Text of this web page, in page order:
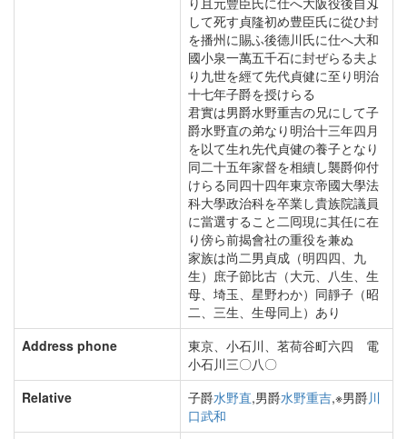
して死す貞隆初め豊臣氏に從ひ封
を播州に賜ふ後德川氏に仕へ大和
國小泉一萬五千石に封ぜらる夫よ
り九世を經て先代貞健に至り明治
十七年子爵を授けらる
君實は男爵水野重吉の兄にして子
爵水野直の弟なり明治十三年四月
を以て生れ先代貞健の養子となり
同二十五年家督を相續し襲爵仰付
けらる同四十四年東京帝國大學法
科大學政治科を卒業し貴族院議員
に當選すること二囘現に其任に在
り傍ら前揭會社の重役を兼ぬ
家族は尚二男貞成（明四四、九
生）庶子節比古（大元、八生、生
母、埼玉、星野わか）同靜子（昭
二、三生、生母同上）あり
Address phone
東京、小石川、茗荷谷町六四 電
小石川三〇八〇
Relative
子爵水野直,男爵水野重吉,※男爵川
口武和